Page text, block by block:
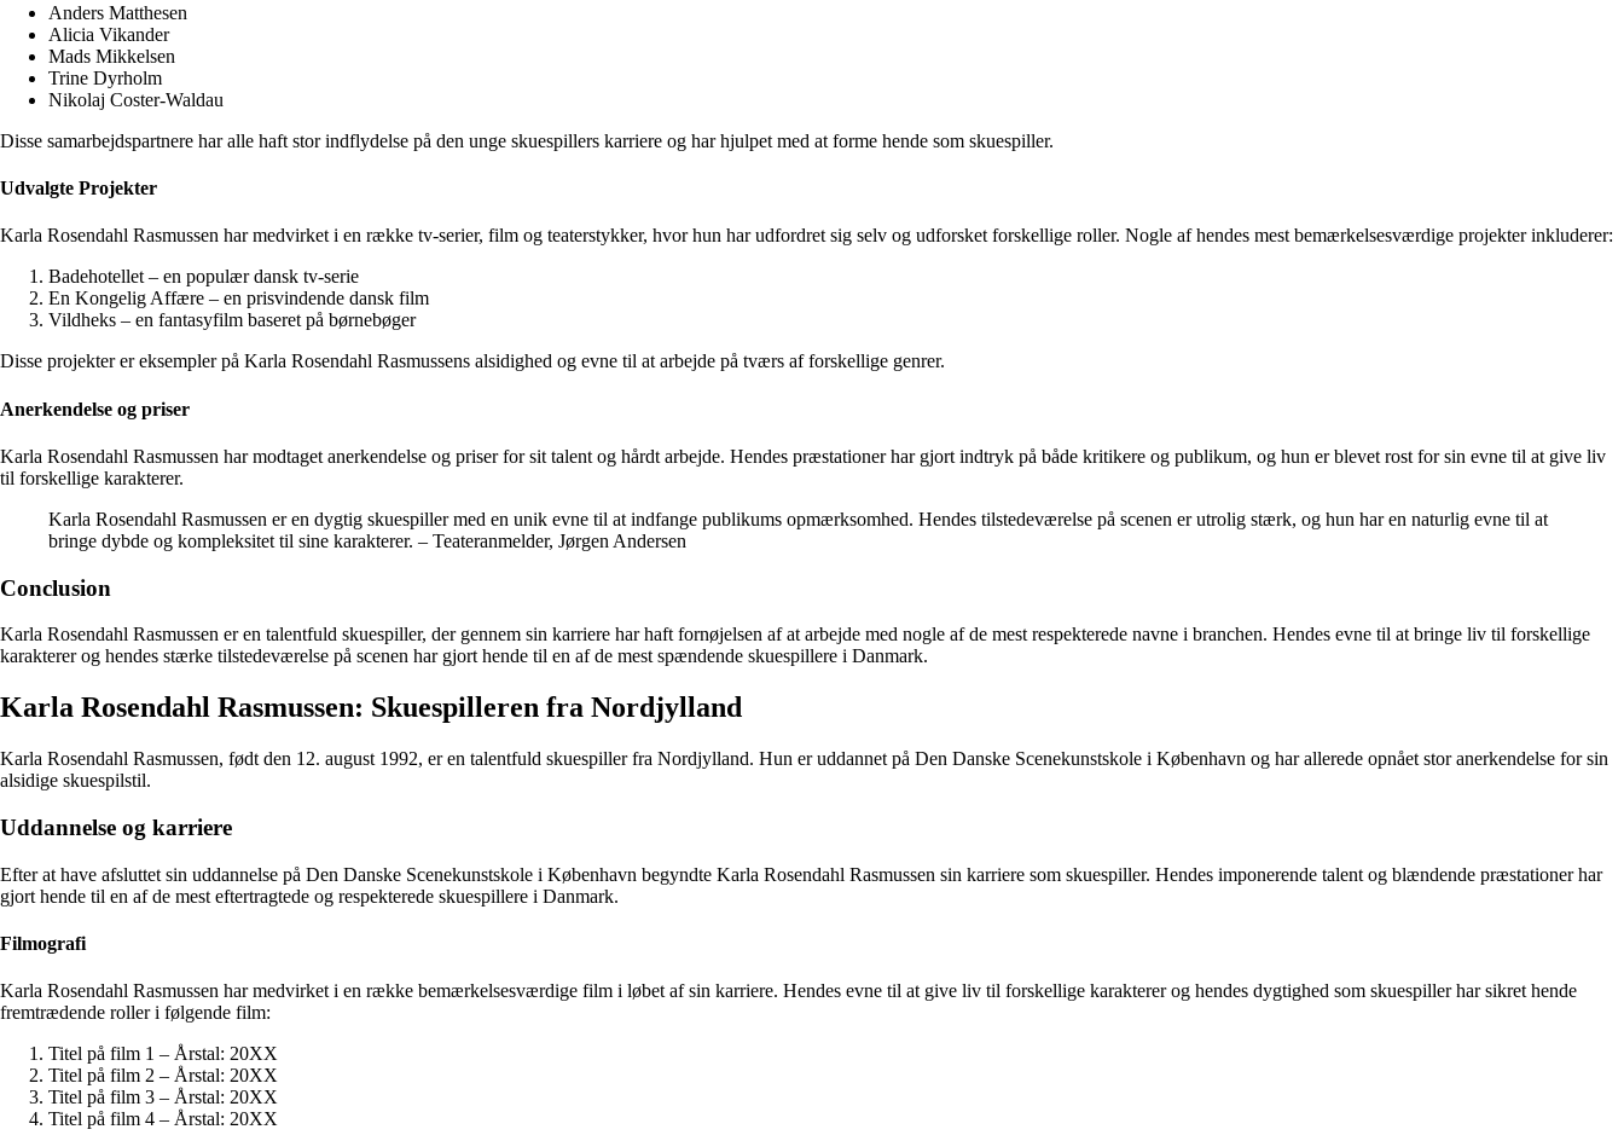
Anders Matthesen
Alicia Vikander
Mads Mikkelsen
Trine Dyrholm
Nikolaj Coster-Waldau
Disse samarbejdspartnere har alle haft stor indflydelse på den unge skuespillers karriere og har hjulpet med at forme hende som skuespiller.
Udvalgte Projekter
Karla Rosendahl Rasmussen har medvirket i en række tv-serier, film og teaterstykker, hvor hun har udfordret sig selv og udforsket forskellige roller. Nogle af hendes mest bemærkelsesværdige projekter inkluderer:
Badehotellet – en populær dansk tv-serie
En Kongelig Affære – en prisvindende dansk film
Vildheks – en fantasyfilm baseret på børnebøger
Disse projekter er eksempler på Karla Rosendahl Rasmussens alsidighed og evne til at arbejde på tværs af forskellige genrer.
Anerkendelse og priser
Karla Rosendahl Rasmussen har modtaget anerkendelse og priser for sit talent og hårdt arbejde. Hendes præstationer har gjort indtryk på både kritikere og publikum, og hun er blevet rost for sin evne til at give liv
til forskellige karakterer.
Karla Rosendahl Rasmussen er en dygtig skuespiller med en unik evne til at indfange publikums opmærksomhed. Hendes tilstedeværelse på scenen er utrolig stærk, og hun har en naturlig evne til at
bringe dybde og kompleksitet til sine karakterer. – Teateranmelder, Jørgen Andersen
Conclusion
Karla Rosendahl Rasmussen er en talentfuld skuespiller, der gennem sin karriere har haft fornøjelsen af at arbejde med nogle af de mest respekterede navne i branchen. Hendes evne til at bringe liv til forskellige
karakterer og hendes stærke tilstedeværelse på scenen har gjort hende til en af de mest spændende skuespillere i Danmark.
Karla Rosendahl Rasmussen: Skuespilleren fra Nordjylland
Karla Rosendahl Rasmussen, født den 12. august 1992, er en talentfuld skuespiller fra Nordjylland. Hun er uddannet på Den Danske Scenekunstskole i København og har allerede opnået stor anerkendelse for sin
alsidige skuespilstil.
Uddannelse og karriere
Efter at have afsluttet sin uddannelse på Den Danske Scenekunstskole i København begyndte Karla Rosendahl Rasmussen sin karriere som skuespiller. Hendes imponerende talent og blændende præstationer har
gjort hende til en af de mest eftertragtede og respekterede skuespillere i Danmark.
Filmografi
Karla Rosendahl Rasmussen har medvirket i en række bemærkelsesværdige film i løbet af sin karriere. Hendes evne til at give liv til forskellige karakterer og hendes dygtighed som skuespiller har sikret hende
fremtrædende roller i følgende film:
Titel på film 1 – Årstal: 20XX
Titel på film 2 – Årstal: 20XX
Titel på film 3 – Årstal: 20XX
Titel på film 4 – Årstal: 20XX